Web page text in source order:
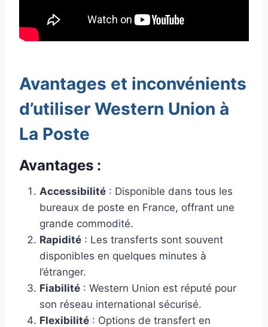
Avantages et inconvénients
d’utiliser Western Union à
La Poste
Avantages :
Accessibilité : Disponible dans tous les
bureaux de poste en France, offrant une
grande commodité.
Rapidité : Les transferts sont souvent
disponibles en quelques minutes à
l’étranger.
Fiabilité : Western Union est réputé pour
son réseau international sécurisé.
Flexibilité : Options de transfert en